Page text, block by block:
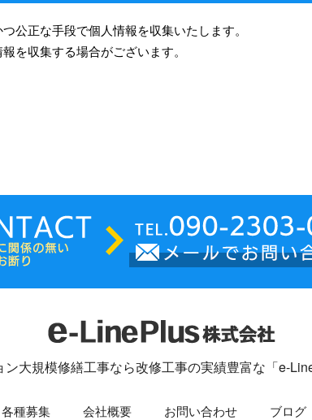
公正な手段で個人情報を収集いたします。
を収集する場合がございます。
ン大規模修繕工事なら改修工事の実績豊富な「e-
各種募集 会社概要 お問い合わせ ブログ